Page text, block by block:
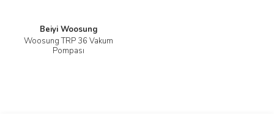
Beiyi Woosung
Woosung TRP 36 Vakum
Pompası